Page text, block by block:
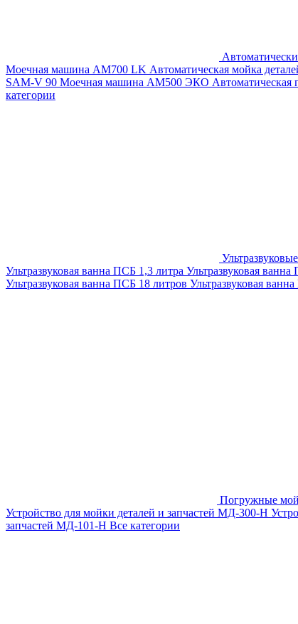
Моечная машина AM700 LK Автоматическая мойка
SAM-V 90 Моечная машина АМ500 ЭКО
категории
Ультразвуковая ванна ПСБ 1,3 литра Ультразвуковая
Ультразвуковая ванна ПСБ 18 литров Ультразвуковая
Погружные
Устройство для мойки деталей и запчастей МД-300-H
запчастей МД-101-Н Все категории